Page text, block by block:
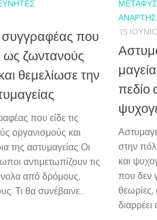
που
ως ζωντανούς
θεμελίωσε την
που είδε τις
οργανισμούς και
της αστυμαγείας Οι
αντιμετωπίζουν τις
από δρόμους,
Τι θα συνέβαινε...
15
πεδίο
στην
και
που δεν
διαρρέει